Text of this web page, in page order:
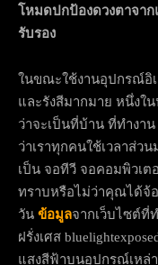
โหมดปกป้องดวงตาจา
รับรอง
ในขณะใช้งานอุปกรณ์อิเ
และรังสีมากมาย หนึ่งใ
ว่าจะเป็นที่บ้าน ที่ทำงา
ว่าเราทุกคนใช้เวลาส่ว
เป็น จอทีวี จอคอมพิวเ
ทราบหรือไม่ว่าคุณได้จ้
วัน ข้อมูลจากเว็บไซต์ที่
ฝรั่งเศส
แสงสีฟ้าบนอุปกรณ์เหล่